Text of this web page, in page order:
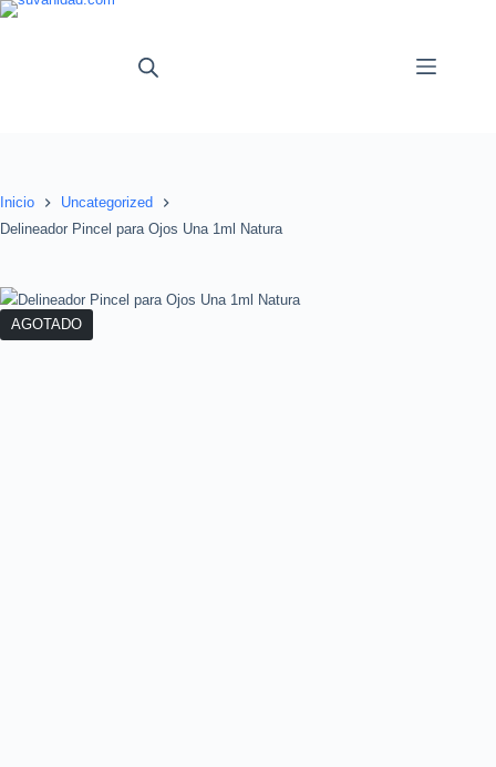
Saltar
Inicio
Uncategorized
Delineador Pincel para Ojos Una 1ml Natura
AGOTADO